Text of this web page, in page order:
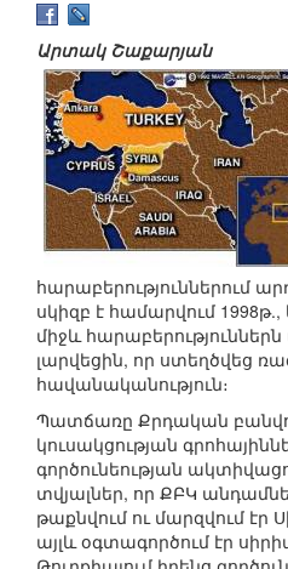
Արտակ Շաքարյան
հարաբերություններում
սկիզբ է համարվում 1998թ.,
միջև
լարվեցին, որ ստեղծվեց
հավանականություն։
Պատճառը Քրդական
կուսակցության
գործունեության
տվյալներ, որ ՔԲԿ
թաքնվում ու մարզվում էր
այլև օգտագործում էր